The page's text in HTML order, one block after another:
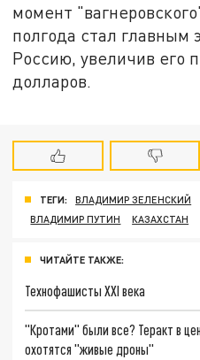
момент
полгода стал главным
Россию, увеличив его
долларов.
ТЕГИ: ВЛАДИМИР ЗЕЛЕНСКИЙ
ВЛАДИМИР ПУТИН
КАЗАХСТАН
ЧИТАЙТЕ ТАКЖЕ:
Технофашисты XXI века
"Кротами" были все? Теракт в
охотятся "живые дроны"